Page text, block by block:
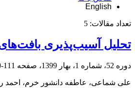
English
تعداد مقالات: 5
تحلیل آسیب‌پذیری
دوره 52، شماره 1، بهار 1399، صفحه 111-130
علی شماعی، عاطفه دانشور خرم، احمد